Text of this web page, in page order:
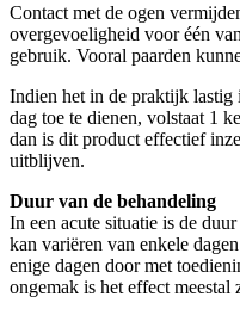
Contact met de ogen
overgevoeligheid voor één
gebruik. Vooral paarden
Indien het in de praktijk lastig
dag toe te dienen, volstaat 1
dan is dit product effectief
uitblijven.
Duur van de behandeling
In een acute situatie is de
kan variëren van enkele
enige dagen door met
ongemak is het effect